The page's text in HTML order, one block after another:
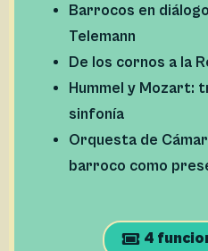
Barrocos en
Telemann
De los cornos a la
Hummel y Mozart:
sinfonía
Orquesta de
barroco como
4